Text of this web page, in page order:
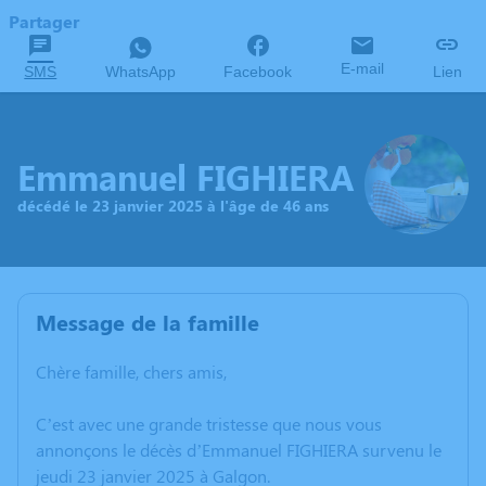
Partager
SMS WhatsApp Facebook E-mail Lien
Emmanuel FIGHIERA
décédé le 23 janvier 2025 à l'âge de 46 ans
Message de la famille
Chère famille, chers amis,
C’est avec une grande tristesse que nous vous
annonçons le décès d’Emmanuel FIGHIERA survenu le
jeudi 23 janvier 2025 à Galgon.